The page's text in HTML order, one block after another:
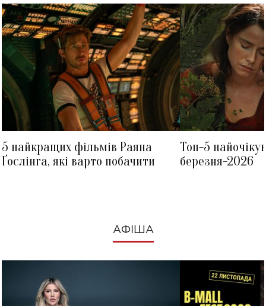
5 найкращих фільмів Раяна
Ґослінга, які варто побачити
Топ-5
березня-2026
АФІША